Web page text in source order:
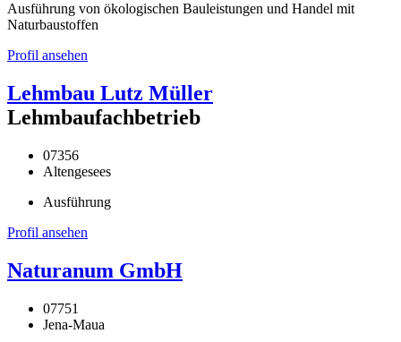
Ausführung von ökologischen Bauleistungen und Handel mit
Naturbaustoffen
Profil ansehen
Lehmbau Lutz Müller
Lehmbaufachbetrieb
07356
Altengesees
Ausführung
Profil ansehen
Naturanum GmbH
07751
Jena-Maua